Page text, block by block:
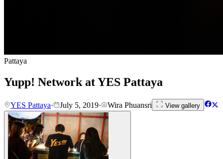
Pattaya
Yupp! Network at YES Pattaya
YES Pattaya· July 5, 2019· Wira Phuansri View gallery